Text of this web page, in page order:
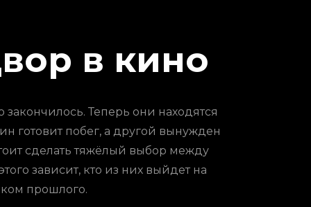
в кино
Теперь они находятся
готовит побег, а другой вынужден
сделать тяжёлый выбор между
зависит, кто из них выйдет на
прошлого.